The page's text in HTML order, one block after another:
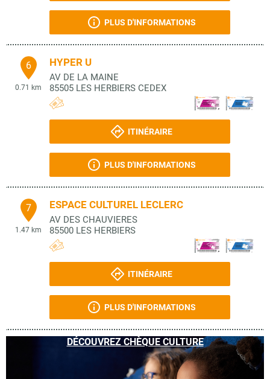
PLUS D'INFORMATIONS
6
0.71 km
HYPER U
AV DE LA MAINE
85505 LES HERBIERS CEDEX
ITINÉRAIRE
PLUS D'INFORMATIONS
7
1.47 km
ESPACE CULTUREL LECLERC
AV DES CHAUVIERES
85500 LES HERBIERS
ITINÉRAIRE
PLUS D'INFORMATIONS
DÉCOUVREZ CHÈQUE CULTURE